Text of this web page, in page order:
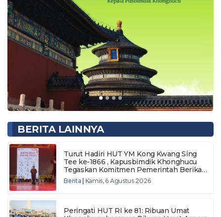
BERITA LAINNYA
Turut Hadiri HUT YM Kong Kwang Sing
Tee ke-1866 , Kapusbimdik Khonghucu
Tegaskan Komitmen Pemerintah Berikan
Layanan Keagamaan
Berita Kamis, 6 Agustus 2026
Peringati HUT RI ke 81: Ribuan Umat